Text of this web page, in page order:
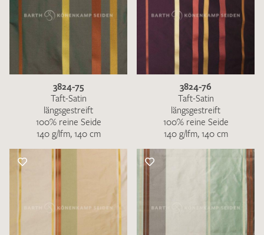
3824-75
Taft-Satin
längsgestreift
100% reine Seide
140 g/lfm, 140 cm
3824-76
Taft-Satin
längsgestreift
100% reine Seide
140 g/lfm, 140 cm